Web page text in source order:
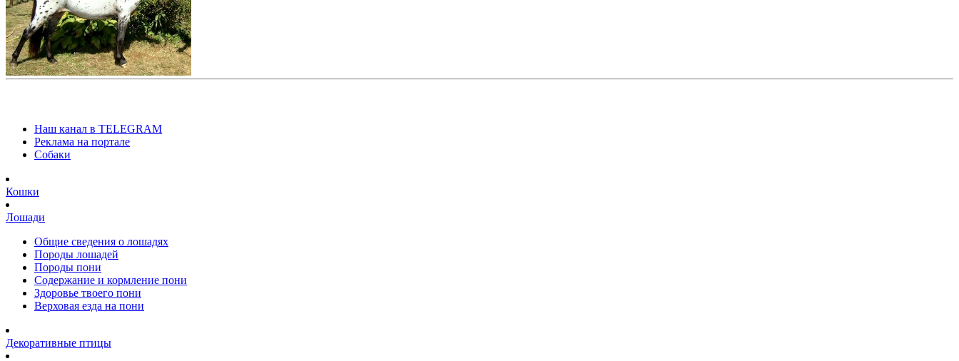
Наш канал в TELEGRAM
Реклама на портале
Собаки
Кошки
Лошади
Общие сведения о лошадях
Породы лошадей
Породы пони
Содержание и кормление пони
Здоровье твоего пони
Верховая езда на пони
Декоративные птицы